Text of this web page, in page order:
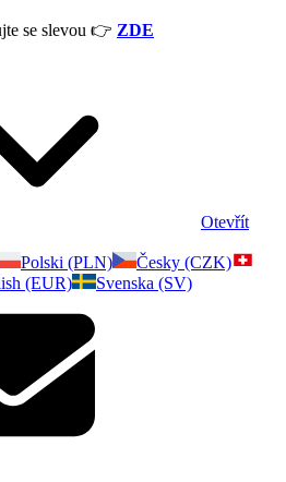
se slevou 👉 ZDE
Otevřít
Polski (PLN)
Česky (CZK)
(EUR) Svenska (SV)